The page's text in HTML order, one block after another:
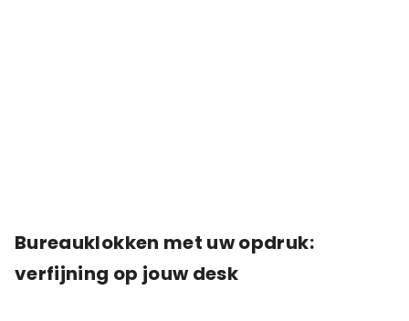
Bureauklokken met uw opdruk:
verfijning op jouw desk